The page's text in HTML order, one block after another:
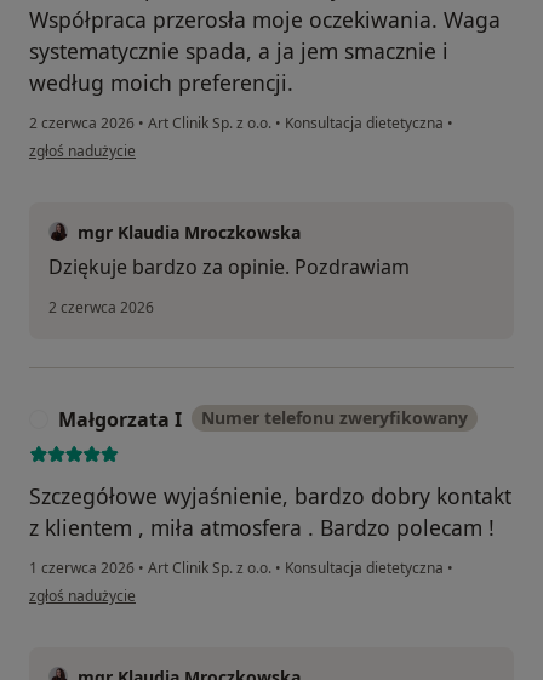
Współpraca przerosła moje oczekiwania. Waga
systematycznie spada, a ja jem smacznie i
według moich preferencji.
2 czerwca 2026 • Art Clinik Sp. z o.o. • Konsultacja dietetyczna •
w opinii użytkownika Daniel
zgłoś nadużycie
mgr Klaudia Mroczkowska
Dziękuje bardzo za opinie. Pozdrawiam
2 czerwca 2026
Małgorzata I Numer telefonu zweryfikowany
Szczegółowe wyjaśnienie, bardzo dobry kontakt
z klientem , miła atmosfera . Bardzo polecam !
1 czerwca 2026 • Art Clinik Sp. z o.o. • Konsultacja dietetyczna •
w opinii użytkownika Małgorzata I
zgłoś nadużycie